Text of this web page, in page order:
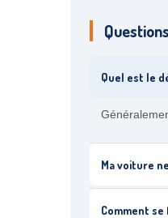
Quel est le
Ma voiture
Comment se